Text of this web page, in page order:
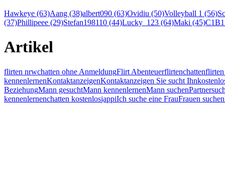
Hawkeye (63)Aang (38)albert090 (63)Ovidiu (50)Volleyball 1 (56)
(37)Phillipeee (29)Stefan198110 (44)Lucky_123 (64)Maki (45)
Artikel
flirten nrwchatten ohne AnmeldungFlirt Abenteuerflirtenchattenflirten
kennenlernenKontaktanzeigenKontaktanzeigen Sie sucht Ihn
BeziehungMann gesuchtMann kennenlernenMann suchen
kennenlernenchatten kostenlosjappiIch suche eine FrauFrauen suchen